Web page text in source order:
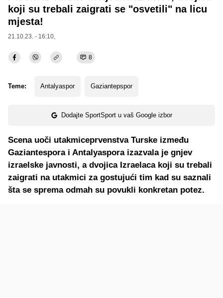
koji su trebali zaigrati se "osvetili" na licu
mjesta!
21.10.23. - 16:10,
8
Teme: Antalyaspor Gaziantepspor
Dodajte SportSport u vaš Google izbor
Scena uoči utakmiceprvenstva Turske između
Gaziantespora i Antalyaspora izazvala je gnjev
izraelske javnosti, a dvojica Izraelaca koji su trebali
zaigrati na utakmici za gostujući tim kad su saznali
šta se sprema odmah su povukli konkretan potez.